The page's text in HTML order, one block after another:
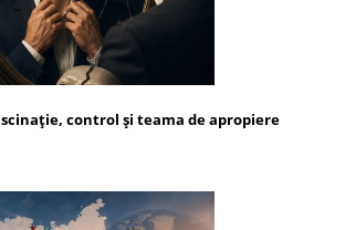
control și teama de apropiere